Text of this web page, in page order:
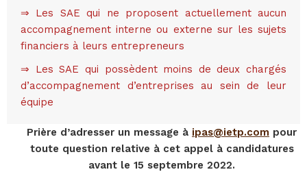
⇒ Les SAE qui ne proposent actuellement aucun
accompagnement interne ou externe sur les sujets
financiers à leurs entrepreneurs
⇒ Les SAE qui possèdent moins de deux chargés
d’accompagnement d’entreprises au sein de leur
équipe
Prière d’adresser un message à ipas@ietp.com pour
toute question relative à cet appel à candidatures
avant le 15 septembre 2022.